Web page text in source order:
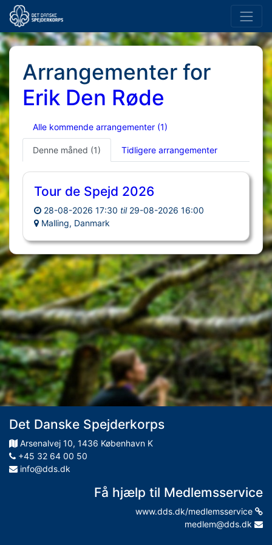
Arrangementer for
Erik Den Røde
Alle kommende arrangementer (1)
Denne måned (1) Tidligere arrangementer
Tour de Spejd 2026
28-08-2026 17:30 til 29-08-2026 16:00
Malling, Danmark
Det Danske Spejderkorps
Arsenalvej 10, 1436 København K
+45 32 64 00 50
info@dds.dk
Få hjælp til Medlemsservice
www.dds.dk/medlemsservice
medlem@dds.dk